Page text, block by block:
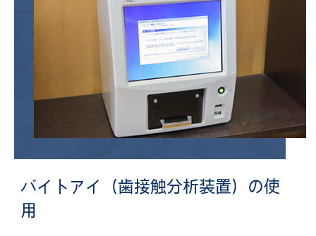
バイトアイ（歯接触分析装置）の使
用